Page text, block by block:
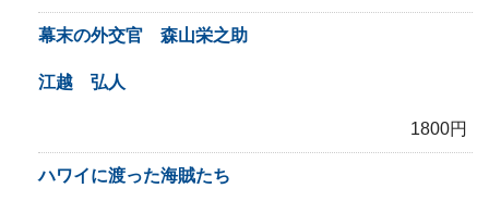
幕末の外交官 森山栄之助
江越 弘人
1800円
ハワイに渡った海賊たち